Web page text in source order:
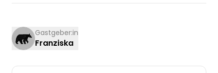
Gastgeber:in
Franziska